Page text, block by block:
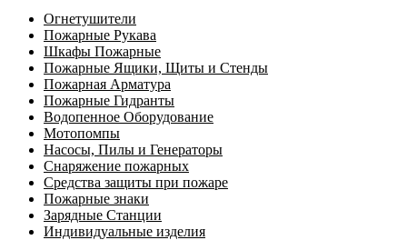
Огнетушители
Пожарные Рукава
Шкафы Пожарные
Пожарные Ящики, Щиты и Стенды
Пожарная Арматура
Пожарные Гидранты
Водопенное Оборудование
Мотопомпы
Насосы, Пилы и Генераторы
Снаряжение пожарных
Средства защиты при пожаре
Пожарные знаки
Зарядные Станции
Индивидуальные изделия